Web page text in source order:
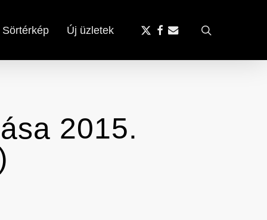
Sörtérkép Új üzletek
x-
facebook
email
2015.